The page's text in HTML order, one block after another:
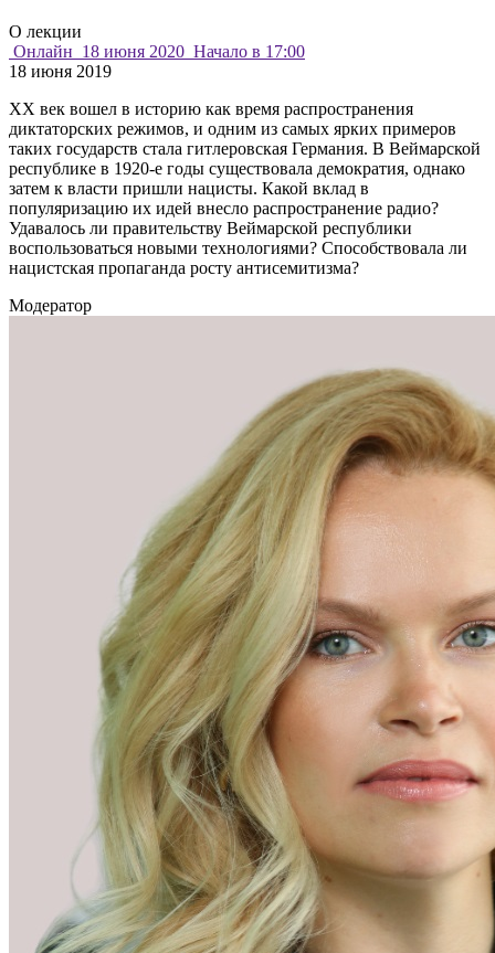
О лекции
Онлайн 18 июня 2020 Начало в 17:00
18 июня 2019
XX век вошел в историю как время распространения
диктаторских режимов, и одним из самых ярких примеров
таких государств стала гитлеровская Германия. В Веймарской
республике в 1920-е годы существовала демократия, однако
затем к власти пришли нацисты. Какой вклад в
популяризацию их идей внесло распространение радио?
Удавалось ли правительству Веймарской республики
воспользоваться новыми технологиями? Способствовала ли
нацистская пропаганда росту антисемитизма?
Модератор